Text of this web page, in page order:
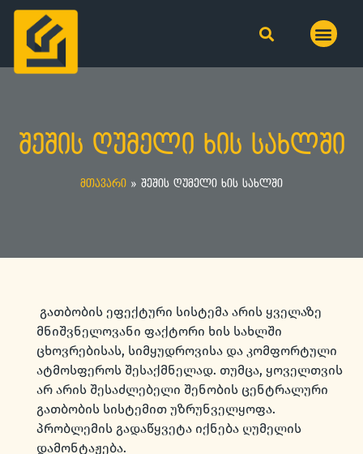
შეშის ღუმელი ხის სახლში
მთავარი » შეშის ღუმელი ხის სახლში
გათბობის ეფექტური სისტემა არის ყველაზე
მნიშვნელოვანი ფაქტორი ხის სახლში
ცხოვრებისას, სიმყუდროვისა და კომფორტული
ატმოსფეროს შესაქმნელად. თუმცა, ყოველთვის
არ არის შესაძლებელი შენობის ცენტრალური
გათბობის სისტემით უზრუნველყოფა.
პრობლემის გადაწყვეტა იქნება ღუმელის
დამონტაჟება.